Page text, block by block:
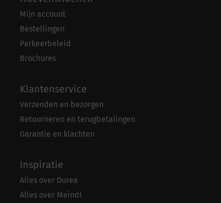
Mijn account
Bestellingen
Parkeerbeleid
Brochures
Klantenservice
Verzenden en bezorgen
Retourneren en terugbetalingen
Garantie en klachten
Inspiratie
Alles over Durea
Alles over Meindl